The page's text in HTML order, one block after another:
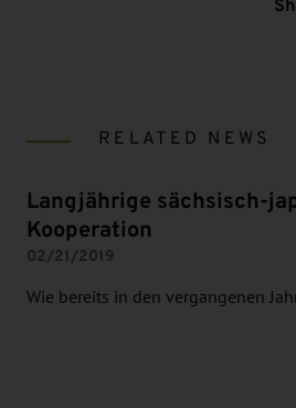
RELATED NEWS
Langjährige sächsisch-
Kooperation
02/21/2019
Wie bereits in den vergangenen